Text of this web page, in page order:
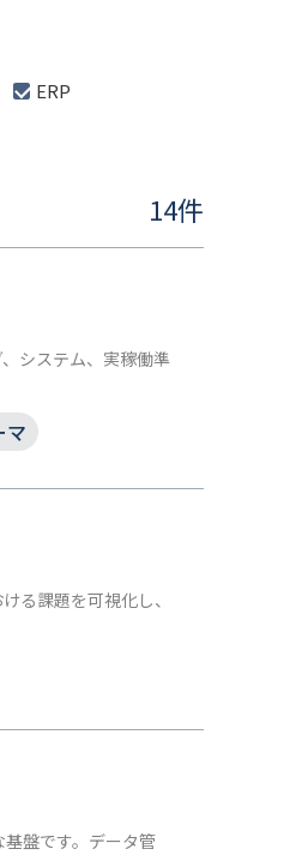
ERP
14件
システム、実稼働準
マ
る課題を可視化し、
盤です。データ管